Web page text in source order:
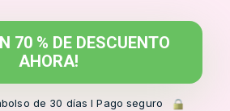
70 % DE DESCUENTO
AHORA!
de 30 días l Pago seguro